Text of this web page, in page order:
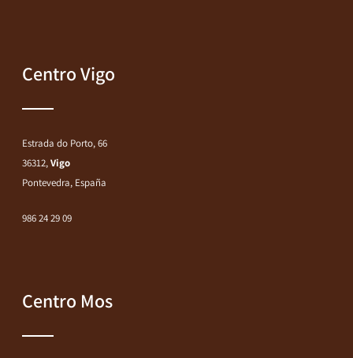
Centro Vigo
Estrada do Porto, 66
36312,Vigo
Pontevedra, España
986 24 29 09
Centro Mos